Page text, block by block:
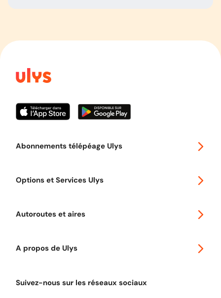
Abonnements télépéage Ulys
Options et Services Ulys
Autoroutes et aires
A propos de Ulys
Suivez-nous sur les réseaux sociaux